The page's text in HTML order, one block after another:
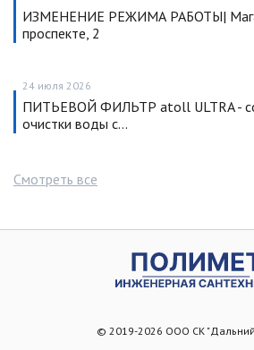
ИЗМЕНЕНИЕ РЕЖИМА РАБОТЫ|
проспекте, 2
24 июля 2026
ПИТЬЕВОЙ ФИЛЬТР atoll ULTRA -
очистки воды с…
Смотреть все
© 2019-2026 ООО СК "Дальний